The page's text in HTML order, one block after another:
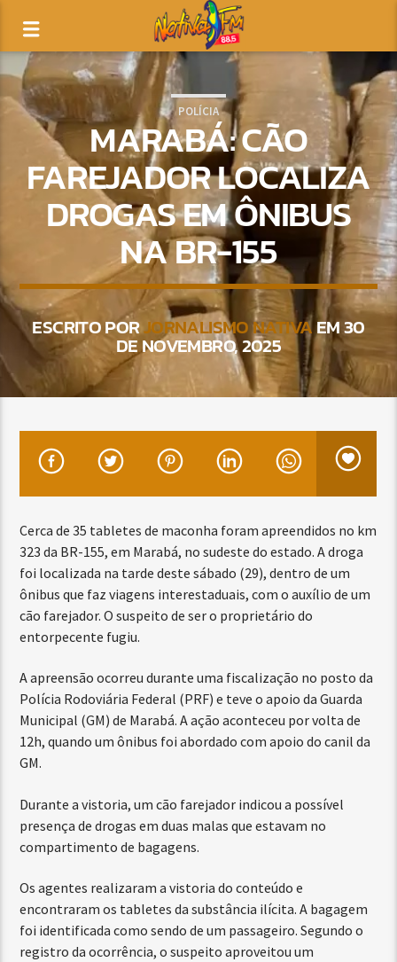
POLÍCIA
MARABÁ: CÃO
FAREJADOR LOCALIZA
DROGAS EM ÔNIBUS
NA BR-155
ESCRITO PORJORNALISMO NATIVAEM 30
DE NOVEMBRO, 2025
Cerca de 35 tabletes de maconha foram apreendidos no km
323 da BR-155, em Marabá, no sudeste do estado. A droga
foi localizada na tarde deste sábado (29), dentro de um
ônibus que faz viagens interestaduais, com o auxílio de um
cão farejador. O suspeito de ser o proprietário do
entorpecente fugiu.
A apreensão ocorreu durante uma fiscalização no posto da
Polícia Rodoviária Federal (PRF) e teve o apoio da Guarda
Municipal (GM) de Marabá. A ação aconteceu por volta de
12h, quando um ônibus foi abordado com apoio do canil da
GM.
Durante a vistoria, um cão farejador indicou a possível
presença de drogas em duas malas que estavam no
compartimento de bagagens.
Os agentes realizaram a vistoria do conteúdo e
encontraram os tabletes da substância ilícita. A bagagem
foi identificada como sendo de um passageiro. Segundo o
registro da ocorrência, o suspeito aproveitou um